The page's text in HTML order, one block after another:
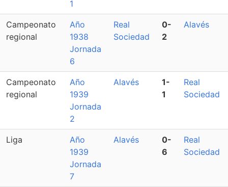
1
Campeonato
regional
Año
1938
Jornada
6
Real
Sociedad
0-
2
Alavés
Campeonato
regional
Año
1939
Jornada
2
Alavés
1-
1
Real
Sociedad
Liga
Año
1939
Jornada
7
Alavés
0-
6
Real
Sociedad